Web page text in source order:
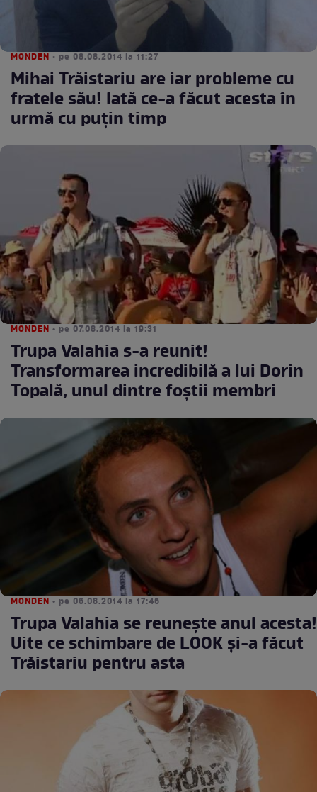
MONDEN • pe 08.08.2014 la 11:27
Mihai Trăistariu are iar probleme cu
fratele său! Iată ce-a făcut acesta în
urmă cu puţin timp
MONDEN • pe 07.08.2014 la 19:31
Trupa Valahia s-a reunit!
Transformarea incredibilă a lui Dorin
Topală, unul dintre foştii membri
MONDEN • pe 06.08.2014 la 17:46
Trupa Valahia se reuneşte anul acesta!
Uite ce schimbare de LOOK şi-a făcut
Trăistariu pentru asta